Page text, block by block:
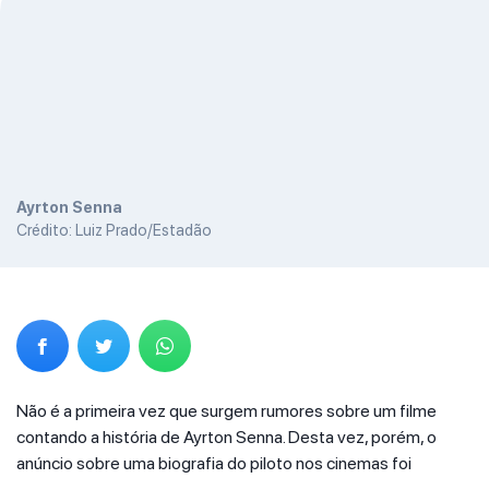
Ayrton Senna
Crédito: Luiz Prado/Estadão
Não é a primeira vez que surgem rumores sobre um filme
contando a história de Ayrton Senna. Desta vez, porém, o
anúncio sobre uma biografia do piloto nos cinemas foi